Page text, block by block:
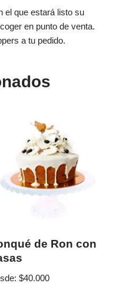
el que estará listo su
en punto de venta.
a tu pedido.
de Ron con
$40.000